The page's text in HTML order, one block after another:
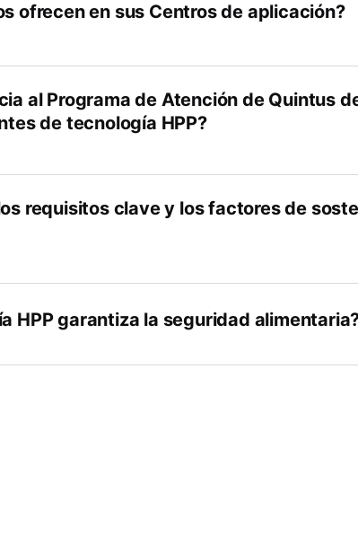
ofrecen en sus Centros de aplicación?
al Programa de Atención de Quintus
de tecnología HPP?
requisitos clave y los factores de
HPP garantiza la seguridad